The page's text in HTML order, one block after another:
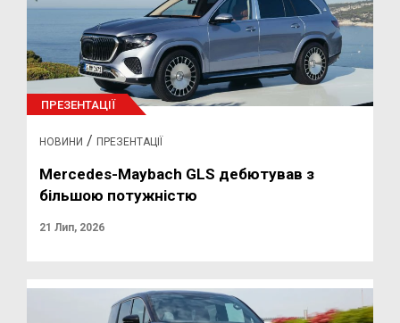
ПРЕЗЕНТАЦІЇ
НОВИНИ / ПРЕЗЕНТАЦІЇ
Mercedes-Maybach GLS дебютував з
більшою потужністю
21 Лип, 2026